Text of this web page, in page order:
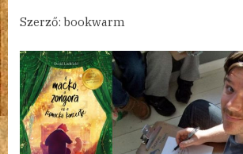
kismackó
szemével-
fülével
bejegyzéshez
Szerző: bookwarm